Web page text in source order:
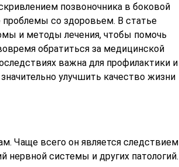
позвоночника в боковой
со здоровьем. В статье
и методы лечения, чтобы помочь
обратиться за медицинской
важна для профилактики и
улучшить качество жизни
Чаще всего он является следствием
нервной системы и других патологий.